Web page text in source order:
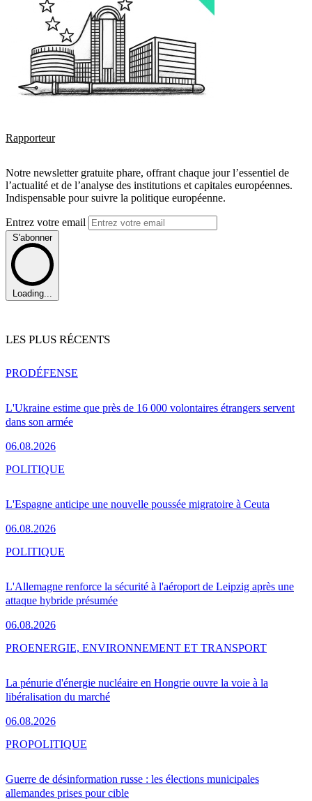
Rapporteur
Notre newsletter gratuite phare, offrant chaque jour l’essentiel de
l’actualité et de l’analyse des institutions et capitales européennes.
Indispensable pour suivre la politique européenne.
Entrez votre email
S'abonner
Loading...
LES PLUS RÉCENTS
L'Ukraine estime que près de 16 000 volontaires étrangers servent
dans son armée
06.08.2026
PRODÉFENSE
L'Espagne anticipe une nouvelle poussée migratoire à Ceuta
06.08.2026
POLITIQUE
L'Allemagne renforce la sécurité à l'aéroport de Leipzig après une
attaque hybride présumée
06.08.2026
POLITIQUE
La pénurie d'énergie nucléaire en Hongrie ouvre la voie à la
libéralisation du marché
06.08.2026
PROENERGIE, ENVIRONNEMENT ET TRANSPORT
Guerre de désinformation russe : les élections municipales
allemandes prises pour cible
PROPOLITIQUE